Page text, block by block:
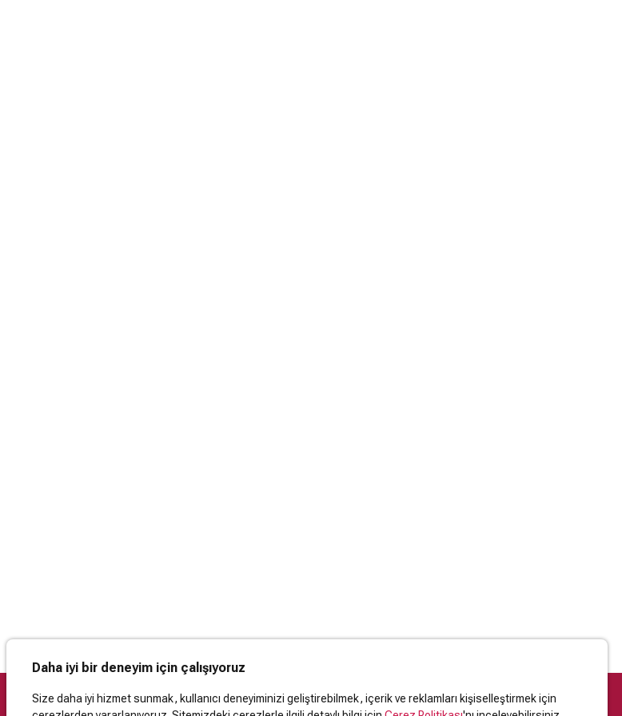
Daha iyi bir deneyim için çalışıyoruz
Size daha iyi hizmet sunmak, kullanıcı deneyiminizi geliştirebilmek, içerik ve reklamları kişiselleştirmek için